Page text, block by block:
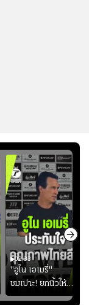
02:33
"อูไน เอเมรี่"
ชมเปาะ! ยกนิ้วให้
แท็กติกบีจี แฮปปี้